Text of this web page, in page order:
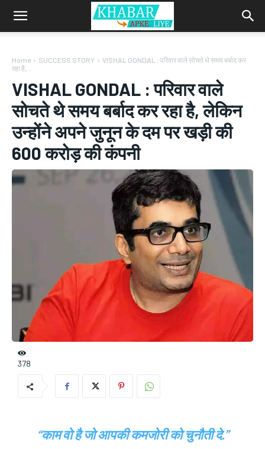
Home SUCCESS STORY
VISHAL GONDAL : परिवार वाले सोचते थे समय बर्बाद कर
रहा है,...
VISHAL GONDAL : परिवार वाले
सोचते थे समय बर्बाद कर रहा है, लेकिन
उन्होंने अपने जुनून के दम पर खड़ी की
600 करोड़ की कंपनी
378
“काम वो है जो आपकी कमजोरी को चुनौती दे.”